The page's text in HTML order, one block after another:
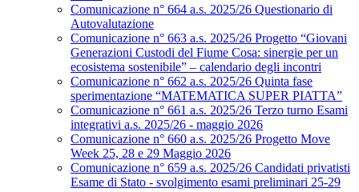
Comunicazione n° 664 a.s. 2025/26 Questionario di
Autovalutazione
Comunicazione n° 663 a.s. 2025/26 Progetto “Giovani
Generazioni Custodi del Fiume Cosa: sinergie per un
ecosistema sostenibile” – calendario degli incontri
Comunicazione n° 662 a.s. 2025/26 Quinta fase
sperimentazione “MATEMATICA SUPER PIATTA”
Comunicazione n° 661 a.s. 2025/26 Terzo turno Esami
integrativi a.s. 2025/26 - maggio 2026
Comunicazione n° 660 a.s. 2025/26 Progetto Move
Week 25, 28 e 29 Maggio 2026
Comunicazione n° 659 a.s. 2025/26 Candidati privatisti
Esame di Stato - svolgimento esami preliminari 25-29